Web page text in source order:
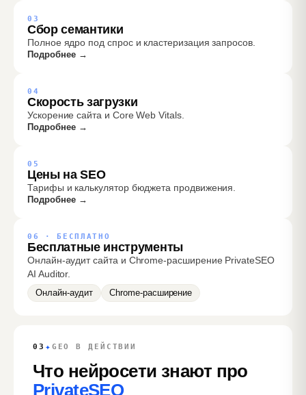
03
Сбор семантики
Полное ядро под спрос и кластеризация запросов.
Подробнее →
04
Скорость загрузки
Ускорение сайта и Core Web Vitals.
Подробнее →
05
Цены на SEO
Тарифы и калькулятор бюджета продвижения.
Подробнее →
06 · БЕСПЛАТНО
Бесплатные инструменты
Онлайн-аудит сайта и Chrome-расширение PrivateSEO
AI Auditor.
Онлайн-аудит Chrome-расширение
03 ✦ GEO В ДЕЙСТВИИ
Что нейросети знают про
PrivateSEO